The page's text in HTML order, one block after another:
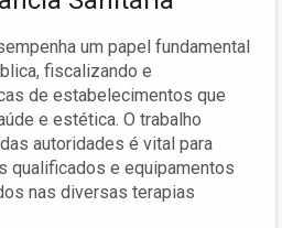
um papel fundamental
fiscalizando e
de estabelecimentos que
e estética. O trabalho
autoridades é vital para
qualificados e equipamentos
nas diversas terapias